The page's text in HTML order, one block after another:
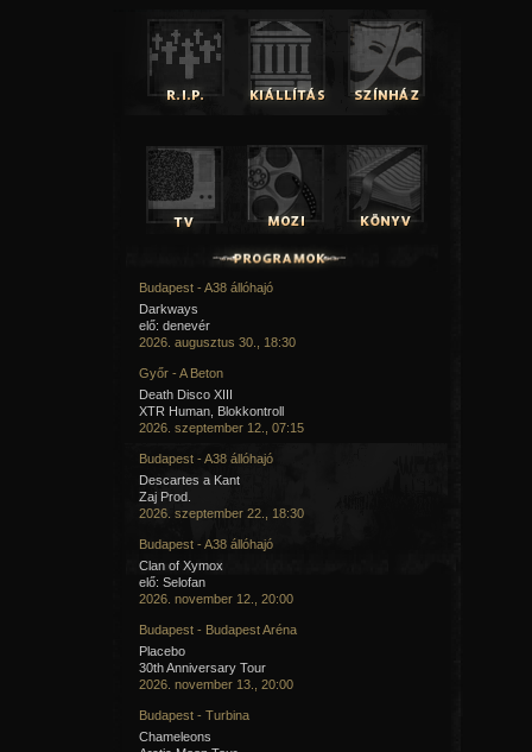
Budapest - A38 állóhajó
Darkways
elő: denevér
2026. augusztus 30., 18:30
Győr - A Beton
Death Disco XIII
XTR Human, Blokkontroll
2026. szeptember 12., 07:15
Budapest - A38 állóhajó
Descartes a Kant
Zaj Prod.
2026. szeptember 22., 18:30
Budapest - A38 állóhajó
Clan of Xymox
elő: Selofan
2026. november 12., 20:00
Budapest - Budapest Aréna
Placebo
30th Anniversary Tour
2026. november 13., 20:00
Budapest - Turbina
Chameleons